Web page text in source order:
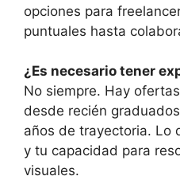
opciones para
puntuales hasta
¿Es necesario tener
No siempre. Hay
desde recién
años de trayectoria. Lo
y tu capacidad para
visuales.